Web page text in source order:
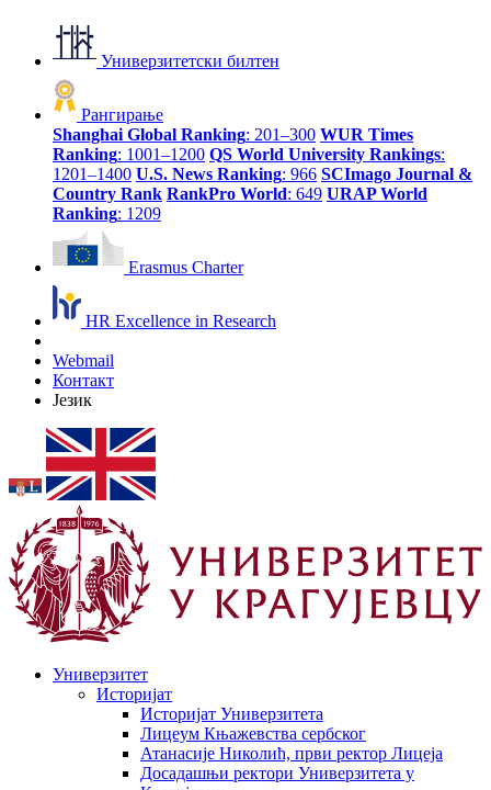
Универзитетски билтен
Рангирање
Shanghai Global Ranking: 201–300 WUR Times
Ranking: 1001–1200 QS World University Rankings:
1201–1400 U.S. News Ranking: 966 SCImago Journal &
Country Rank RankPro World: 649 URAP World
Ranking: 1209
Erasmus Charter
HR Excellence in Research
Webmail
Контакт
Језик
Универзитет
Историјат
Историјат Универзитета
Лицеум Књажевства сербског
Атанасије Николић, први ректор Лицеја
Досадашњи ректори Универзитета у